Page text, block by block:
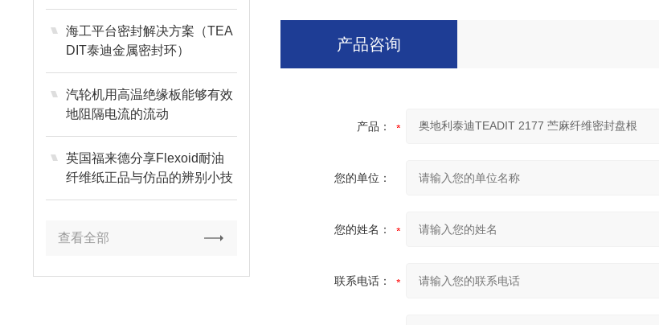
海工平台密封解决方案（TEA
DIT泰迪金属密封环）
汽轮机用高温绝缘板能够有效
地阻隔电流的流动
英国福来德分享Flexoid耐油
纤维纸正品与仿品的辨别小技
巧
查看全部
产品咨询
产品：
您的单位：
您的姓名：
联系电话：